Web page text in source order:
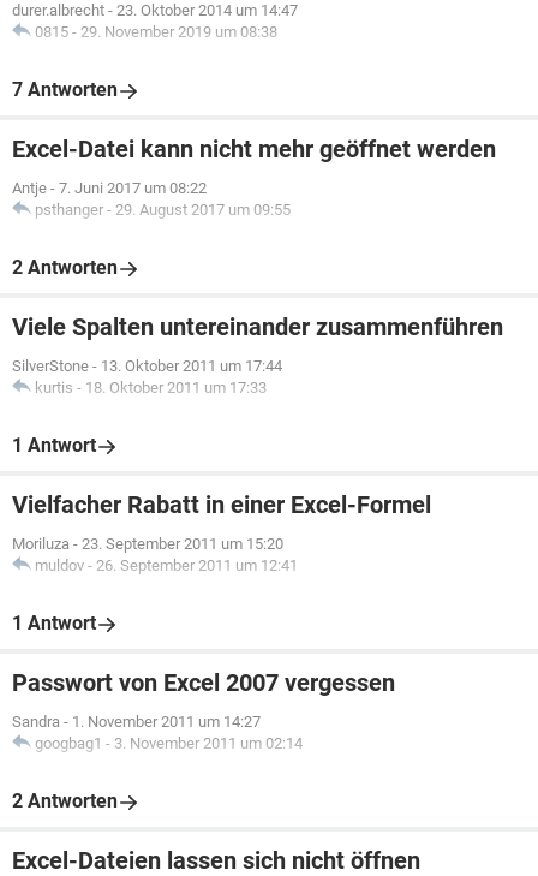
durer.albrecht - 23. Oktober 2014 um 14:47
0815 - 29. November 2019 um 08:38
7 Antworten
Excel-Datei kann nicht mehr geöffnet werden
Antje - 7. Juni 2017 um 08:22
psthanger - 29. August 2017 um 09:55
2 Antworten
Viele Spalten untereinander zusammenführen
SilverStone - 13. Oktober 2011 um 17:44
kurtis - 18. Oktober 2011 um 17:33
1 Antwort
Vielfacher Rabatt in einer Excel-Formel
Moriluza - 23. September 2011 um 15:20
muldov - 26. September 2011 um 12:41
1 Antwort
Passwort von Excel 2007 vergessen
Sandra - 1. November 2011 um 14:27
googbag1 - 3. November 2011 um 02:14
2 Antworten
Excel-Dateien lassen sich nicht öffnen